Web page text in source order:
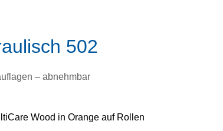
502
– abnehmbar